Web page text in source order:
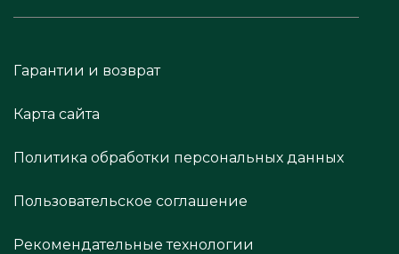
Гарантии и возврат
Карта сайта
Политика обработки персональных данных
Пользовательское соглашение
Рекомендательные технологии